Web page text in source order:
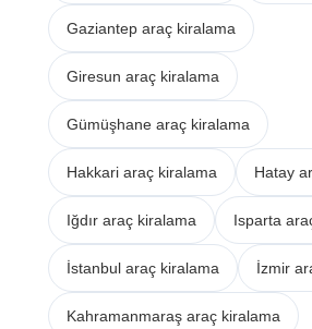
Gaziantep araç kiralama
Giresun araç kiralama
Gümüşhane araç kiralama
Hakkari araç kiralama Hatay
Iğdır araç kiralama Isparta
İstanbul araç kiralama İzmir
Kahramanmaraş araç kiralama